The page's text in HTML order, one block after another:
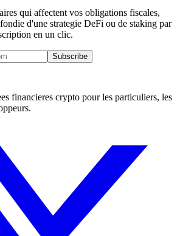
qui affectent vos obligations fiscales,
d'une strategie DeFi ou de staking par
en un clic.
Subscribe
financieres crypto pour les particuliers, les